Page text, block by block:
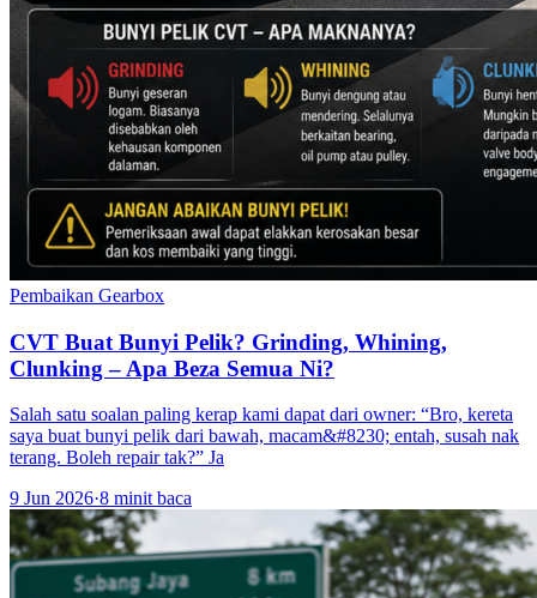
Pembaikan Gearbox
CVT Buat Bunyi Pelik? Grinding, Whining,
Clunking – Apa Beza Semua Ni?
Salah satu soalan paling kerap kami dapat dari owner: “Bro, kereta
saya buat bunyi pelik dari bawah, macam&#8230; entah, susah nak
terang. Boleh repair tak?” Ja
9 Jun 2026·8 minit baca